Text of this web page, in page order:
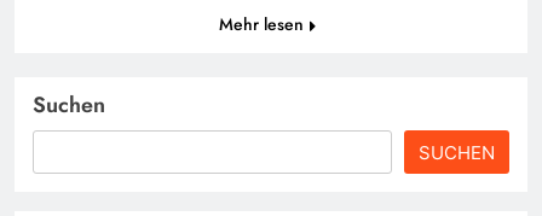
Mehr lesen
Suchen
SUCHEN